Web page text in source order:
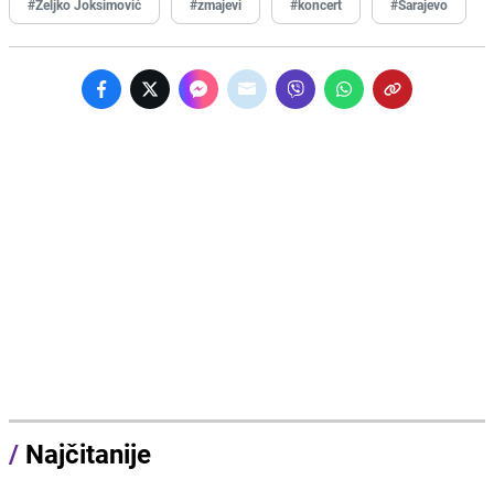
#Željko Joksimović #zmajevi #koncert #Sarajevo
/ Najčitanije